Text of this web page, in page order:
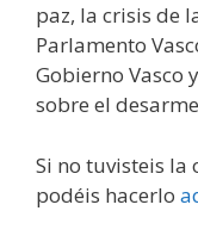
paz, la crisis de
Parlamento
Gobierno Vasco
sobre el
Si no tuvisteis
podéis hacerlo